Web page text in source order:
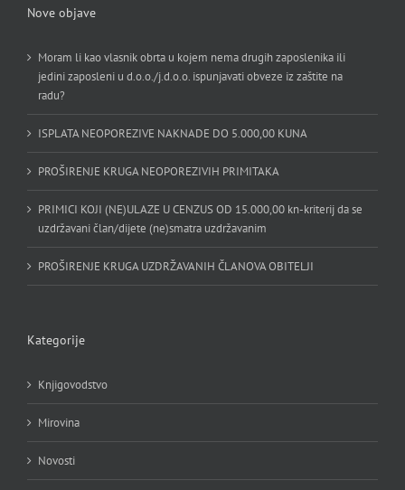
Nove objave
Moram li kao vlasnik obrta u kojem nema drugih zaposlenika ili
jedini zaposleni u d.o.o./j.d.o.o. ispunjavati obveze iz zaštite na
radu?
ISPLATA NEOPOREZIVE NAKNADE DO 5.000,00 KUNA
PROŠIRENJE KRUGA NEOPOREZIVIH PRIMITAKA
PRIMICI KOJI (NE)ULAZE U CENZUS OD 15.000,00 kn-kriterij da se
uzdržavani član/dijete (ne)smatra uzdržavanim
PROŠIRENJE KRUGA UZDRŽAVANIH ČLANOVA OBITELJI
Kategorije
Knjigovodstvo
Mirovina
Novosti